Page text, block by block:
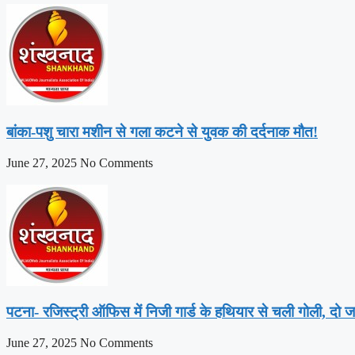
बांका-पशु चारा मशीन से गला कटने से युवक की दर्दनाक मौत!
June 27, 2025 No Comments
पटना- रजिस्ट्री ऑफिस में निजी गार्ड के हथियार से चली गोली, दो
June 27, 2025 No Comments